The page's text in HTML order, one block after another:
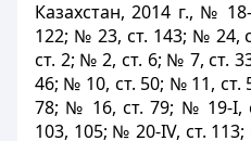
Казахстан, 2014 г., №
122; № 23, ст. 143; № 24,
ст. 2; № 2, ст. 6; № 7, ст.
46; № 10, ст. 50; № 11, ст.
78; № 16, ст. 79; № 19-I,
103, 105; № 20-IV, ст.